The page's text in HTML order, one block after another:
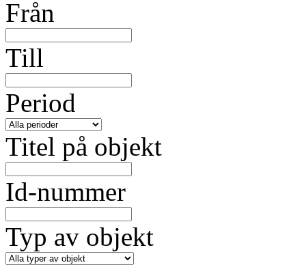
Från
Till
Period
Titel på objekt
Id-nummer
Typ av objekt